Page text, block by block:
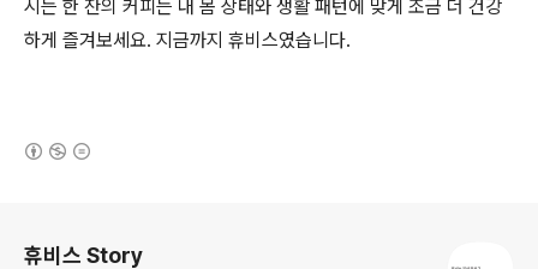
시는 한 잔의 커피는 내 몸 상태와 생활 패턴에 맞게 조금 더 건강
하게 즐겨보세요. 지금까지 휴비스였습니다.
휴비스 Story